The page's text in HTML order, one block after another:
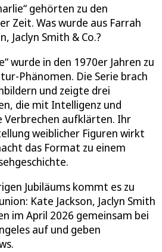
gehörten zu den
Zeit. Was wurde aus Farrah
Jaclyn Smith & Co.?
wurde in den 1970er Jahren zu
Phänomen. Die Serie brach
und zeigte drei
die mit Intelligenz und
Verbrechen aufklärten. Ihr
weiblicher Figuren wirkt
das Format zu einem
Jubiläums kommt es zu
Kate Jackson, Jaclyn Smith
im April 2026 gemeinsam bei
auf und geben